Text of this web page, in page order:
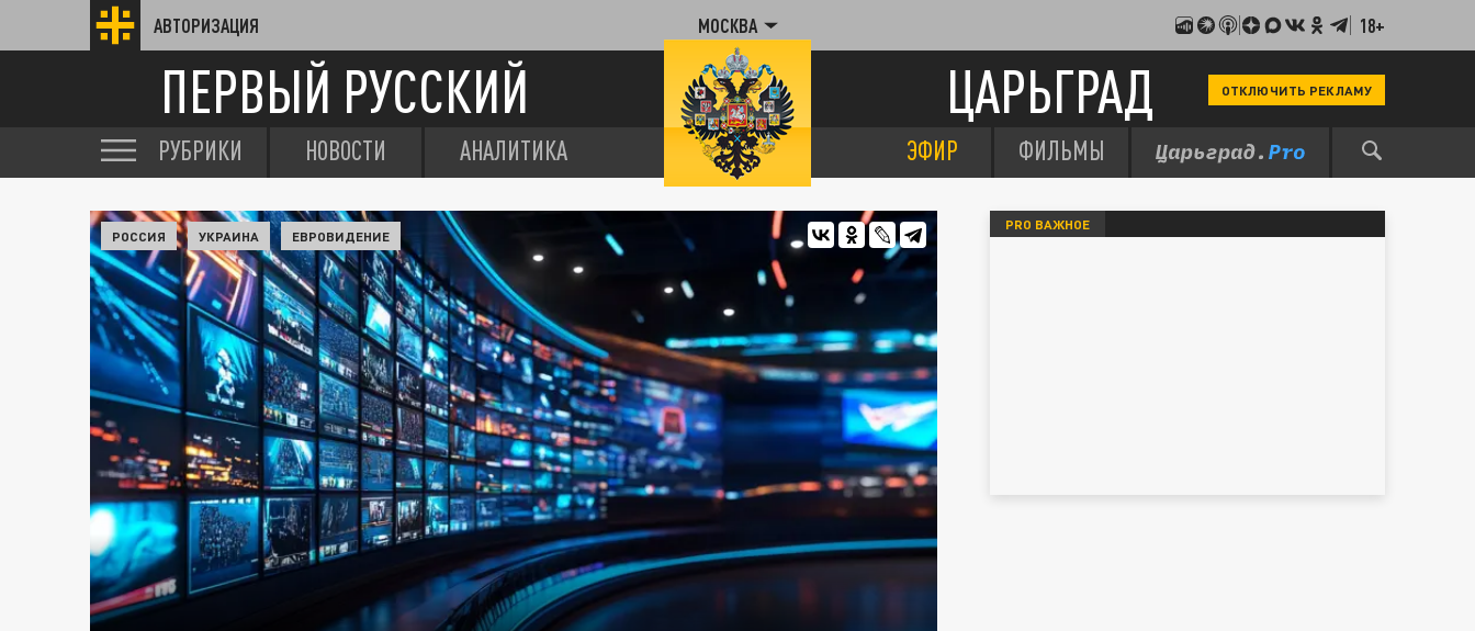
АВТОРИЗАЦИЯ МОСКВА 18+
ПЕРВЫЙ РУССКИЙ ЦАРЬГРАД ОТКЛЮЧИТЬ РЕКЛАМУ
РУБРИКИ НОВОСТИ АНАЛИТИКА ЭФИР ФИЛЬМЫ
РОССИЯ УКРАИНА ЕВРОВИДЕНИЕ
PRO ВАЖНОЕ